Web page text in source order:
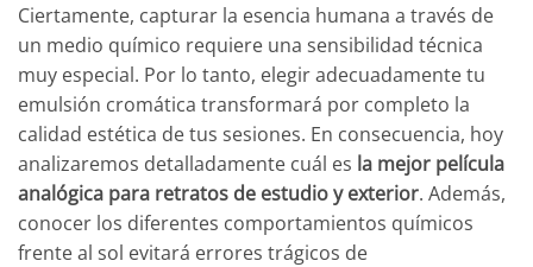
Ciertamente, capturar la esencia humana a través de
un medio químico requiere una sensibilidad técnica
muy especial. Por lo tanto, elegir adecuadamente tu
emulsión cromática transformará por completo la
calidad estética de tus sesiones. En consecuencia, hoy
analizaremos detalladamente cuál es la mejor película
analógica para retratos de estudio y exterior. Además,
conocer los diferentes comportamientos químicos
frente al sol evitará errores trágicos de